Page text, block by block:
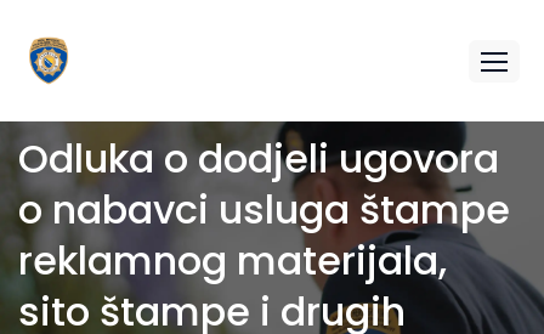
Odluka o dodjeli ugovora
o nabavci usluga štampe
reklamnog materijala,
sito štampe i drugih